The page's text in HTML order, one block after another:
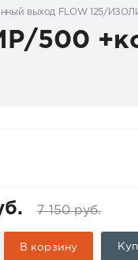
выход FLOW 125/
500
7 150 руб.
В корзину